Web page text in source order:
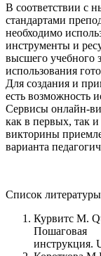
В соответствии с
стандартами
необходимо
инструменты и
высшего учебного
использования
Для создания и
есть возможность
Сервисы онлайн-
как в первых, так
викторины
варианта
Список литературы
Курвитс М.
Пошаговая
инструкция.